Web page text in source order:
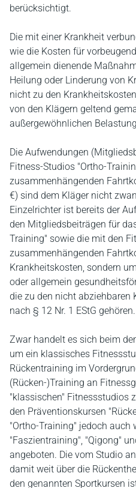
berücksichtigt.
Die mit einer Krankheit
wie die Kosten für
allgemein dienende
Heilung oder Linderung von
nicht zu den
von den Klägern geltend
außergewöhnlichen
Die Aufwendungen
Fitness-Studios "Ortho-
zusammenhängenden
€) sind dem Kläger nicht
Einzelrichter ist bereits der
den Mitgliedsbeiträgen für
Training" sowie die mit den
zusammenhängenden
Krankheitskosten, sondern
oder allgemein
die zu den nicht abziehbaren
nach § 12 Nr. 1 EStG gehören.
Zwar handelt es sich beim
um ein klassisches
Rückentraining im
(Rücken-)Training an
"klassischen" Fitnessstudios
den Präventionskursen
"Ortho-Training" jedoch auch
"Faszientraining", "Qigong"
angeboten. Die vom Studio
damit weit über die
den genannten Sportkursen